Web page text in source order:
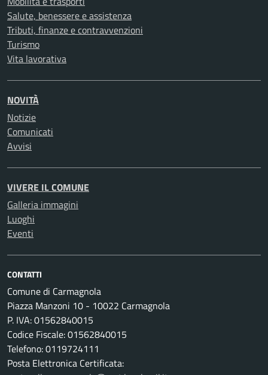
Salute, benessere e assistenza
Tributi, finanze e contravvenzioni
Turismo
Vita lavorativa
NOVITÀ
Notizie
Comunicati
Avvisi
VIVERE IL COMUNE
Galleria immagini
Luoghi
Eventi
CONTATTI
Comune di Carmagnola
Piazza Manzoni 10 - 10022 Carmagnola
P. IVA: 01562840015
Codice Fiscale: 01562840015
Telefono: 0119724111
Posta Elettronica Certificata: